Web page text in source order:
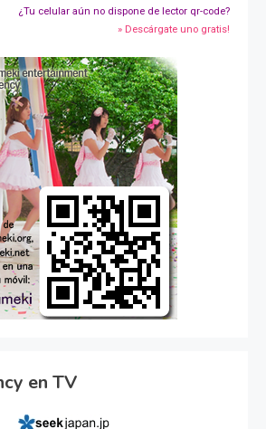
¿Tu celular aún no dispone de lector qr-code?
» Descárgate uno gratis!
en TV